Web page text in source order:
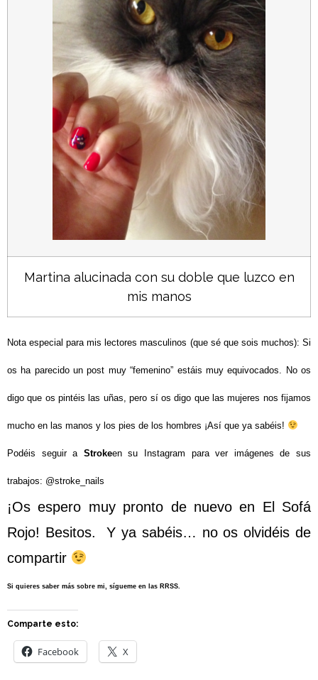
Martina alucinada con su doble que luzco en
mis manos
Nota especial para mis lectores masculinos (que sé que sois muchos): Si
os ha parecido un post muy “femenino” estáis muy equivocados. No os
digo que os pintéis las uñas, pero sí os digo que las mujeres nos fijamos
mucho en las manos y los pies de los hombres ¡Así que ya sabéis!
Podéis seguir a Strokeen su Instagram para ver imágenes de sus
trabajos: @stroke_nails
¡Os espero muy pronto de nuevo en El Sofá
Rojo! Besitos.Y ya sabéis… no os olvidéis de
compartir
Si quieres saber más sobre mi, sígueme en las RRSS.
Comparte esto:
Facebook X